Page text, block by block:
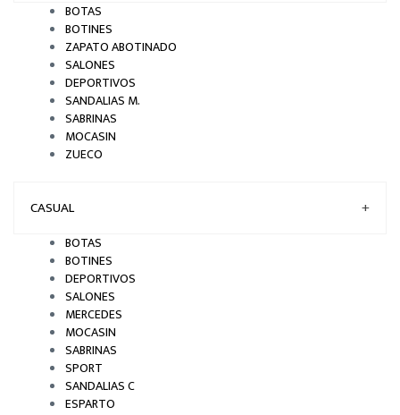
BOTAS
BOTINES
ZAPATO ABOTINADO
SALONES
DEPORTIVOS
SANDALIAS M.
SABRINAS
MOCASIN
ZUECO
CASUAL +
BOTAS
BOTINES
DEPORTIVOS
SALONES
MERCEDES
MOCASIN
SABRINAS
SPORT
SANDALIAS C
ESPARTO